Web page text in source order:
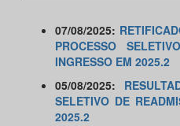
07/08/2025:
PROCESSO
INGRESSO EM 2025.2
05/08/2025:
SELETIVO DE
2025.2